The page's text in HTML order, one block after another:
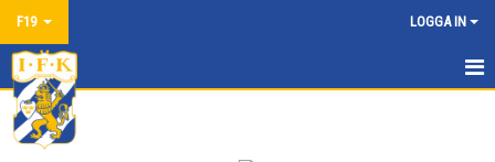
F19 LOGGA IN
HEM